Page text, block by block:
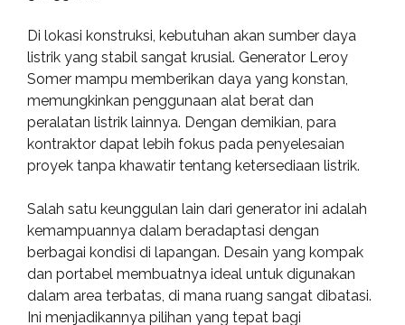
Di lokasi konstruksi, kebutuhan akan sumber daya
listrik yang stabil sangat krusial. Generator Leroy
Somer mampu memberikan daya yang konstan,
memungkinkan penggunaan alat berat dan
peralatan listrik lainnya. Dengan demikian, para
kontraktor dapat lebih fokus pada penyelesaian
proyek tanpa khawatir tentang ketersediaan listrik.
Salah satu keunggulan lain dari generator ini adalah
kemampuannya dalam beradaptasi dengan
berbagai kondisi di lapangan. Desain yang kompak
dan portabel membuatnya ideal untuk digunakan
dalam area terbatas, di mana ruang sangat dibatasi.
Ini menjadikannya pilihan yang tepat bagi